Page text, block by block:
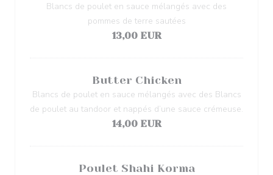
Blancs de poulet en sauce mélangés avec des
pommes de terre sautées
13,00 EUR
Butter Chicken
Blancs de poulet en sauce mélangés avec des Blancs
de poulet au tandoor et nappés d’une sauce crémeuse.
14,00 EUR
Poulet Shahi Korma